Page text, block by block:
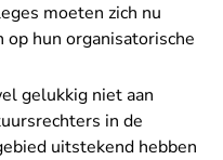
moeten zich nu
hun organisatorische
gelukkig niet aan
in de
uitstekend hebben